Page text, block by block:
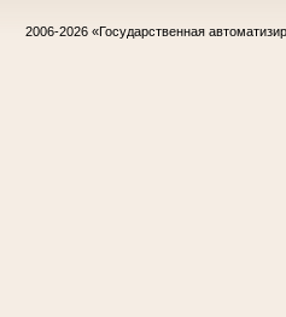
2006-2026 «Государственная